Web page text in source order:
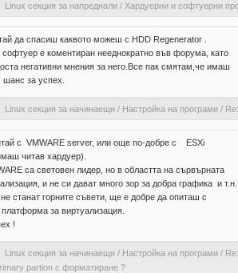
Linux секция за напреднали/ Хардуерни и софтуерни
да спасиш каквото можеш с HDD Regenerator .
софтуер е коментиран нееднократно във форума, като
негативни мнения за него.Все пак смятам,че имаш
шанс за успех.
Linux секция за начинаещи/ Настройка на програми/
с VMWARE server, или още по-добре с ESXi
читав хардуер).
са световен лидер, но в областта на сървърната
и не си дават много зор за добра графика и т.н.
станат горните съвети, ще е добре да опиташ с
платформа за виртуализация.
!
Linux секция за начинаещи/ Настройка на програми/
partion с форматиране ?